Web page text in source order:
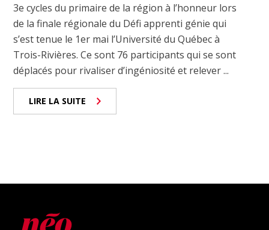
3e cycles du primaire de la région à l’honneur lors
de la finale régionale du Défi apprenti génie qui
s’est tenue le 1er mai l’Université du Québec à
Trois-Rivières. Ce sont 76 participants qui se sont
déplacés pour rivaliser d’ingéniosité et relever ...
LIRE LA SUITE